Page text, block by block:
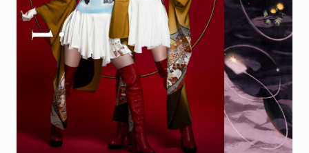
Remix EP
It's a parallel world
2026.04.22
harmoe Remix EP 2026年4月22日（水）発売決定！
【収録楽曲】
M1.「旅しよ！don’t you？」（Tomggg Remix）